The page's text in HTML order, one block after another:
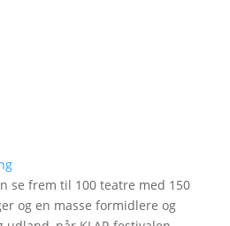
se frem til 100 teatre med 150
og en masse formidlere og